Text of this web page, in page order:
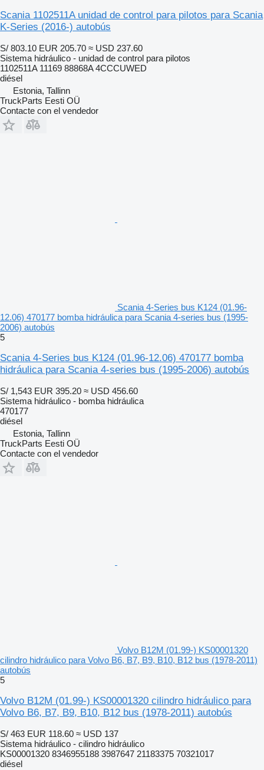
Scania 1102511A unidad de control para pilotos para Scania
K-Series (2016-) autobús
S/ 803.10 EUR 205.70 ≈ USD 237.60
Sistema hidráulico - unidad de control para pilotos
1102511A 11169 88868A 4CCCUWED
diésel
Estonia, Tallinn
TruckParts Eesti OÜ
Contacte con el vendedor
Scania 4-Series bus K124 (01.96-
12.06) 470177 bomba hidráulica para Scania 4-series bus (1995-
2006) autobús
5
Scania 4-Series bus K124 (01.96-12.06) 470177 bomba
hidráulica para Scania 4-series bus (1995-2006) autobús
S/ 1,543 EUR 395.20 ≈ USD 456.60
Sistema hidráulico - bomba hidráulica
470177
diésel
Estonia, Tallinn
TruckParts Eesti OÜ
Contacte con el vendedor
Volvo B12M (01.99-) KS00001320
cilindro hidráulico para Volvo B6, B7, B9, B10, B12 bus (1978-2011)
autobús
5
Volvo B12M (01.99-) KS00001320 cilindro hidráulico para
Volvo B6, B7, B9, B10, B12 bus (1978-2011) autobús
S/ 463 EUR 118.60 ≈ USD 137
Sistema hidráulico - cilindro hidráulico
KS00001320 8346955188 3987647 21183375 70321017
diésel